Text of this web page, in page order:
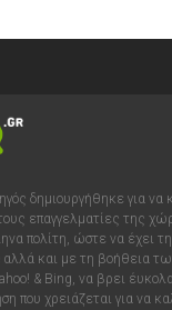
δημιουργήθηκε για να
επαγγελματίες της
πολίτη, ώστε να έχει
αλλά και με τη βοήθεια
& Bing, να βρει
που χρειάζεται για να